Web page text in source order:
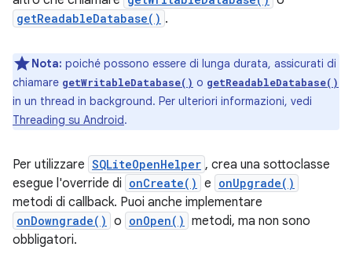
getReadableDatabase() .
Nota: poiché possono essere di lunga durata, assicurati di
chiamare getWritableDatabase() o getReadableDatabase()
in un thread in background. Per ulteriori informazioni, vedi
Threading su Android.
Per utilizzare SQLiteOpenHelper , crea una sottoclasse
esegue l'override di onCreate() e onUpgrade()
metodi di callback. Puoi anche implementare
onDowngrade() o onOpen() metodi, ma non sono
obbligatori.